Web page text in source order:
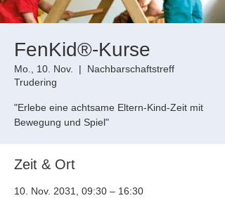
FenKid®-Kurse
Mo., 10. Nov.
  |
Nachbarschaftstreff
Trudering
"Erlebe eine achtsame Eltern-Kind-Zeit mit
Bewegung und Spiel"
Zeit & Ort
10. Nov. 2031, 09:30 – 16:30